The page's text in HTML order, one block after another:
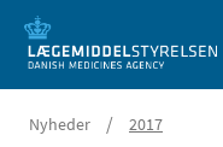
Nyheder / 2017